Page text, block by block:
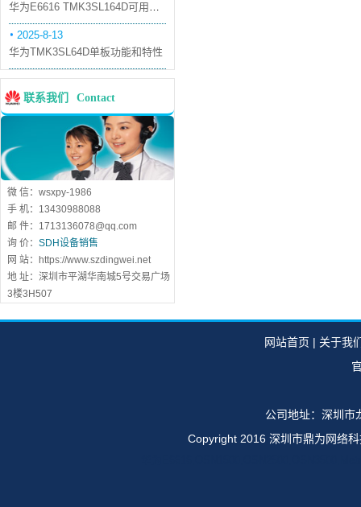
华为E6616 TMK3SL164D可用万兆光模块
2025-8-13
华为TMK3SL64D单板功能和特性
联系我们 Contact
微 信：wsxpy-1986
手 机：13430988088
邮 件：1713136078@qq.com
询 价： SDH设备销售
网 站：https://www.szdingwei.net
地 址：深圳市平湖华南城5号交易广场
3楼3H507
网站首页 | 关于我
公司地址：深圳市
Copyright 2016 深圳市鼎为网络